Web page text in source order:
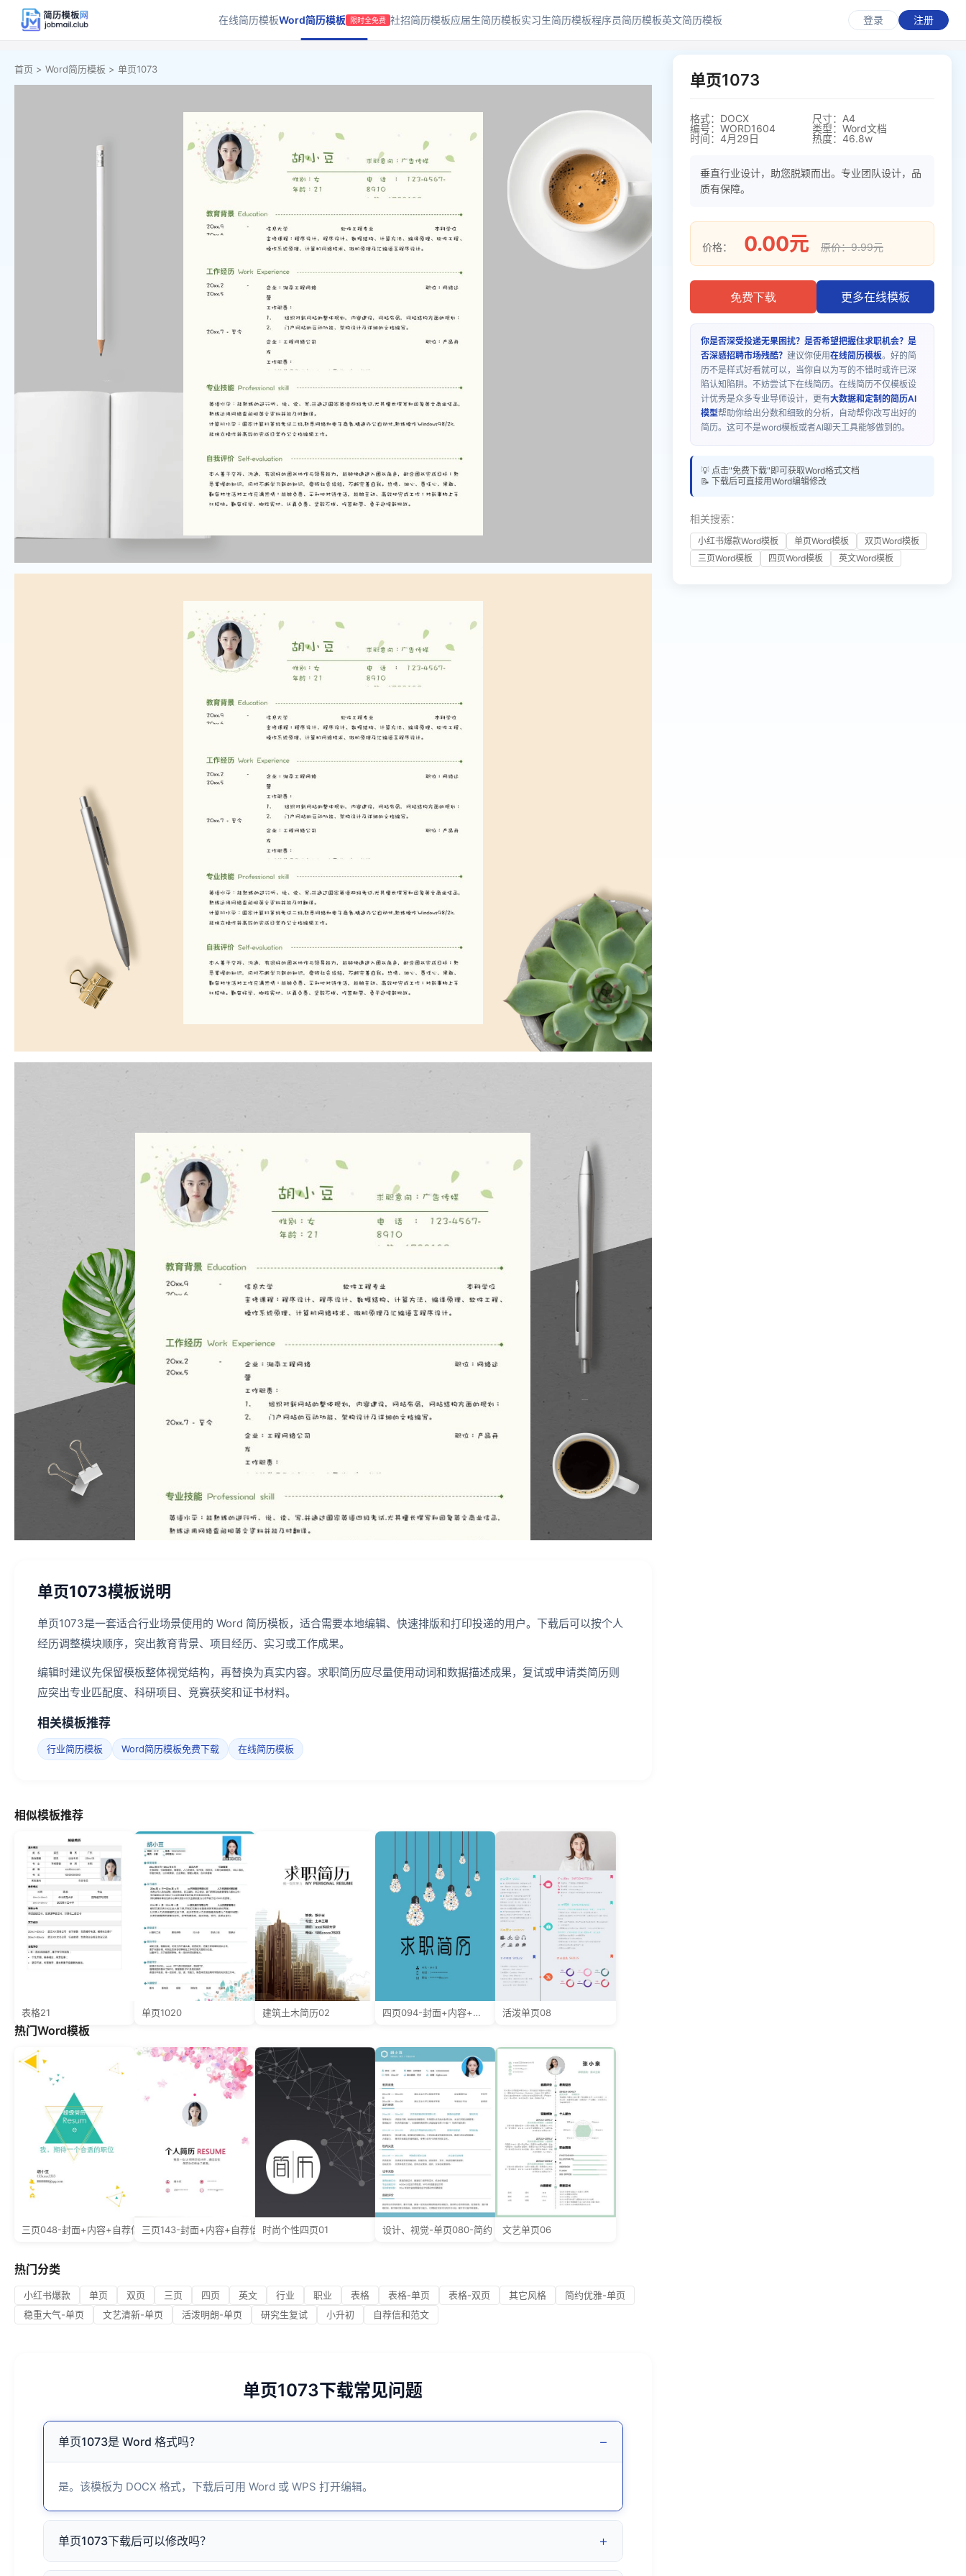
在线简历模板Word简历模板 限时全免费 社招简历模板应届生简历模板实习生简历模板程序员简历模板英文简历模板 登录 注册
首页 > Word简历模板 > 单页1073
单页1073模板说明
单页1073是一套适合行业场景使用的 Word 简历模板，适合需要本地编辑、快速排版和打印投递的用户。下载后可以按个人
经历调整模块顺序，突出教育背景、项目经历、实习或工作成果。
编辑时建议先保留模板整体视觉结构，再替换为真实内容。求职简历应尽量使用动词和数据描述成果，复试或申请类简历则
应突出专业匹配度、科研项目、竞赛获奖和证书材料。
相关模板推荐
行业简历模板 Word简历模板免费下载 在线简历模板
相似模板推荐
表格21 单页1020 建筑土木简历02 四页094-封面+内容+自荐信 活泼单页08
热门Word模板
三页048-封面+内容+自荐信 三页143-封面+内容+自荐信 时尚个性四页01 设计、视觉-单页080-简约 文艺单页06
热门分类
小红书爆款 单页 双页 三页 四页 英文 行业 职业 表格 表格-单页 表格-双页 其它风格
简约优雅-单页
稳重大气-单页
文艺清新-单页 活泼明朗-单页 研究生复试 小升初 自荐信和范文
单页1073下载常见问题
单页1073是 Word 格式吗？ −
是。该模板为 DOCX 格式，下载后可用 Word 或 WPS 打开编辑。
单页1073下载后可以修改吗？ +
单页1073
格式：DOCX
尺寸：A4
编号：WORD1604
类型：Word文档
时间：4月29日
热度：46.8w
垂直行业设计，助您脱颖而出。专业团队设计，品
质有保障。
价格： 0.00元 原价：9.99元
免费下载 更多在线模板
你是否深受投递无果困扰？是否希望把握住求职机会？是
否深感招聘市场残酷？ 建议你使用在线简历模板。好的简
历不是样式好看就可以，当你自以为写的不错时或许已深
陷认知陷阱。不妨尝试下在线简历。在线简历不仅模板设
计优秀是众多专业导师设计，更有大数据和定制的简历AI
模型帮助你给出分数和细致的分析，自动帮你改写出好的
简历。这可不是word模板或者AI聊天工具能够做到的。
💡 点击"免费下载"即可获取Word格式文档
📝 下载后可直接用Word编辑修改
相关搜索：
小红书爆款Word模板 单页Word模板
双页Word模板
三页Word模板
四页Word模板 英文Word模板